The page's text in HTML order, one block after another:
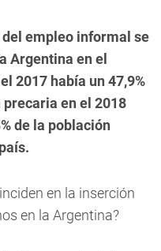
empleo informal se
Argentina en el
2017 había un 47,9%
en el 2018
de la población
en la inserción
en la Argentina?